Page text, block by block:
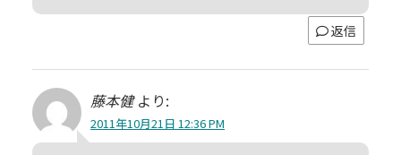
返信
藤本健 より:
2011年10月21日 12:36 PM